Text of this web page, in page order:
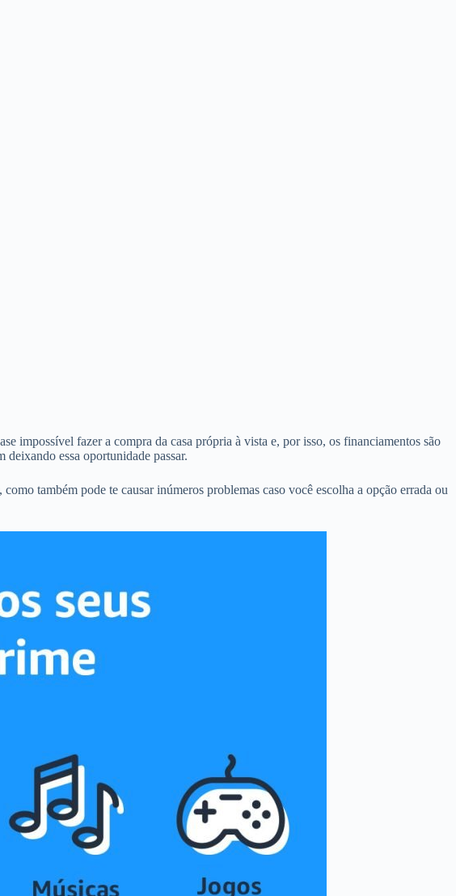
impossível fazer a compra da casa própria à vista e, por isso, os financiamentos são
essa oportunidade passar.
também pode te causar inúmeros problemas caso você escolha a opção errada ou